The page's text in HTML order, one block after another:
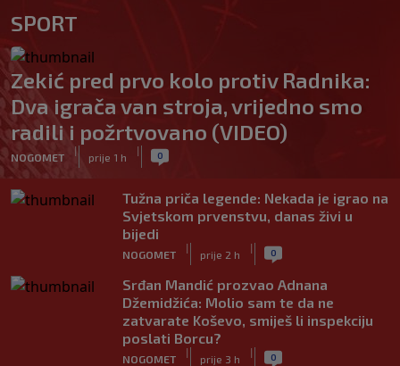
SPORT
Zekić pred prvo kolo protiv Radnika:
Dva igrača van stroja, vrijedno smo
radili i požrtvovano (VIDEO)
NOGOMET
|
prije 1 h
| 0
Tužna priča legende: Nekada je igrao na
Svjetskom prvenstvu, danas živi u
bijedi
NOGOMET
|
prije 2 h
| 0
Srđan Mandić prozvao Adnana
Džemidžića: Molio sam te da ne
zatvarate Koševo, smiješ li inspekciju
poslati Borcu?
NOGOMET
|
prije 3 h
| 0